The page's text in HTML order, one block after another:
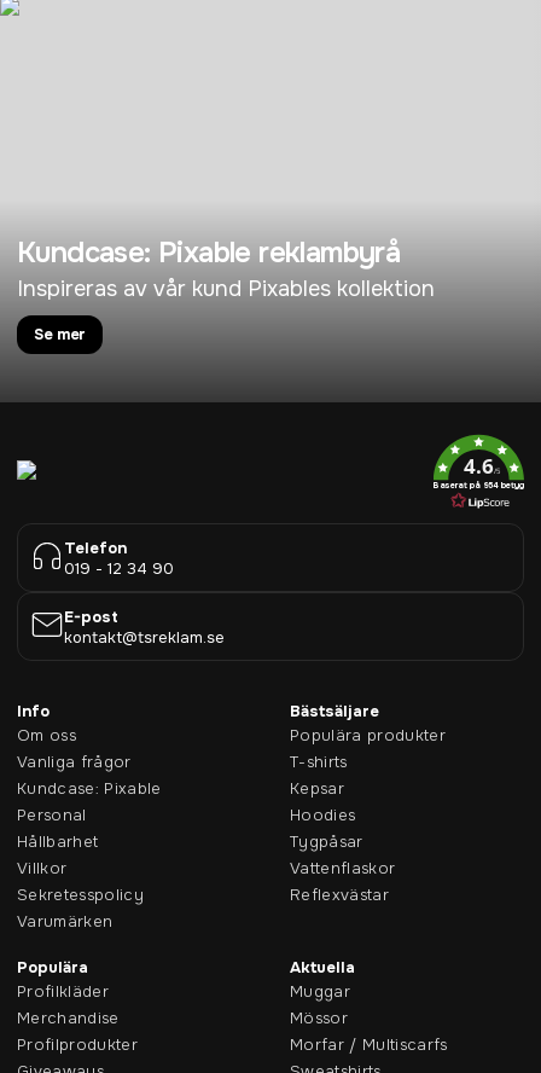
Kundcase: Pixable reklambyrå
Inspireras av vår kund Pixables kollektion
Se mer
4.6/5
Baserat på 954 betyg
Telefon
019 - 12 34 90
E-post
kontakt@tsreklam.se
Info
Om oss
Vanliga frågor
Kundcase: Pixable
Personal
Hållbarhet
Villkor
Sekretesspolicy
Varumärken
Bästsäljare
Populära produkter
T-shirts
Kepsar
Hoodies
Tygpåsar
Vattenflaskor
Reflexvästar
Populära
Profilkläder
Merchandise
Profilprodukter
Aktuella
Muggar
Mössor
Morfar / Multiscarfs